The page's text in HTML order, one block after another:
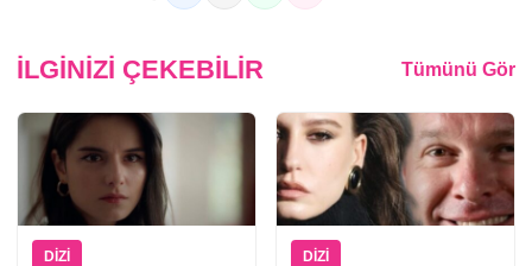
İLGINIZI ÇEKEBILIR Tümünü Gör
DIZI DIZI